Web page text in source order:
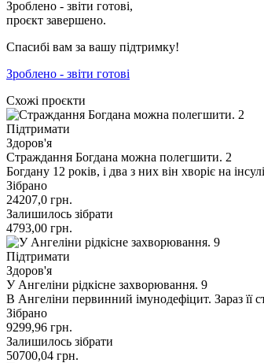
Зроблено - звіти готові,
проєкт завершено.
Спасибі вам за вашу підтримку!
Зроблено - звіти готові
Схожі проєкти
Підтримати
Здоров'я
Страждання Богдана можна полегшити. 2
Богдану 12 років, і два з них він хворіє на
Зібрано
24207,0 грн.
Залишилось зібрати
4793,00 грн.
Підтримати
Здоров'я
У Ангеліни рідкісне захворювання. 9
В Ангеліни первинний імунодефіцит. Зараз її
Зібрано
9299,96 грн.
Залишилось зібрати
50700,04 грн.